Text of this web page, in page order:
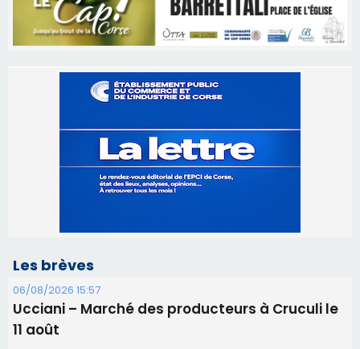
06/08/2026 15:57
Ucciani – Marché des producteurs à Cruculi le
Corte – L’association A Nuciola organise une
projection sous les étoiles
06/08/2026 15:04
Alata - Soirée Tango Argentin au stade de San
Benedetto